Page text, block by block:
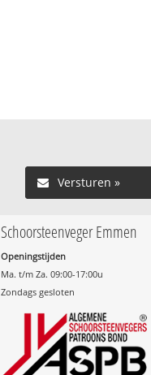
Versturen »
Schoorsteenveger Emmen
Openingstijden
Ma. t/m Za. 09:00-17:00u
Zondags gesloten